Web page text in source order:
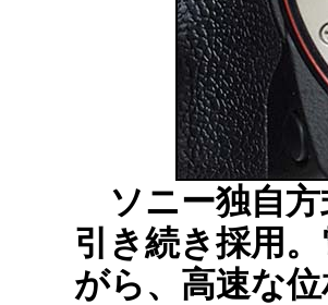
ソニー独自方
引き続き採用
がら、高速な